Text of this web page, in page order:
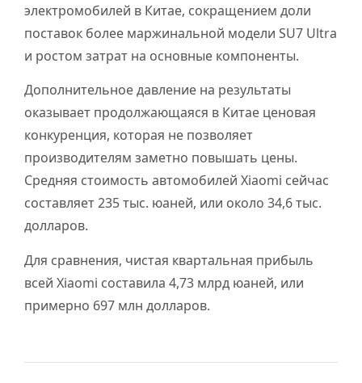
электромобилей в Китае, сокращением доли
поставок более маржинальной модели SU7 Ultra
и ростом затрат на основные компоненты.
Дополнительное давление на результаты
оказывает продолжающаяся в Китае ценовая
конкуренция, которая не позволяет
производителям заметно повышать цены.
Средняя стоимость автомобилей Xiaomi сейчас
составляет 235 тыс. юаней, или около 34,6 тыс.
долларов.
Для сравнения, чистая квартальная прибыль
всей Xiaomi составила 4,73 млрд юаней, или
примерно 697 млн долларов.